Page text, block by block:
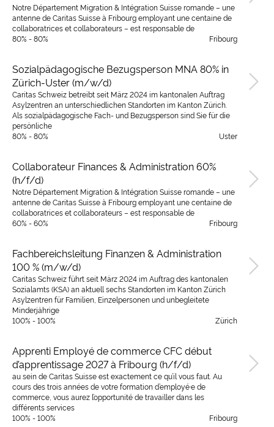
Notre Département Migration & Intégration Suisse romande – une
antenne de Caritas Suisse à Fribourg employant une centaine de
collaboratrices et collaborateurs – est responsable de
80% - 80%
Fribourg
Sozialpädagogische Bezugsperson MNA 80% in
Zürich-Uster (m/w/d)
Caritas Schweiz betreibt seit März 2024 im kantonalen Auftrag
Asylzentren an unterschiedlichen Standorten im Kanton Zürich.
Als sozialpädagogische Fach- und Bezugsperson sind Sie für die
persönliche
80% - 80%
Uster
Collaborateur Finances & Administration 60%
(h/f/d)
Notre Département Migration & Intégration Suisse romande – une
antenne de Caritas Suisse à Fribourg employant une centaine de
collaboratrices et collaborateurs – est responsable de
60% - 60%
Fribourg
Fachbereichsleitung Finanzen & Administration
100 % (m/w/d)
Caritas Schweiz führt seit März 2024 im Auftrag des kantonalen
Sozialamts (KSA) an aktuell sechs Standorten im Kanton Zürich
Asylzentren für Familien, Einzelpersonen und unbegleitete
Minderjährige
100% - 100%
Zürich
Apprenti Employé de commerce CFC début
d’apprentissage 2027 à Fribourg (h/f/d)
au sein de Caritas Suisse est exactement ce qu’il vous faut. Au
cours des trois années de votre formation d’employé·e de
commerce, vous aurez l’opportunité de travailler dans les
différents services
100% - 100%
Fribourg